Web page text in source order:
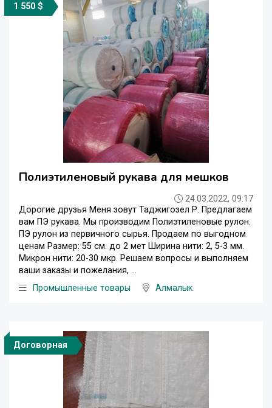
1 550 $
Полиэтиленовый рукава для мешков
24.03.2022, 09:17
Дорогие друзья Меня зовут Таджигозел Р. Предлагаем
вам ПЭ рукава. Мы производим Полиэтиленовые рулон.
ПЭ рулон из первичного сырья. Продаем по выгодном
ценам Размер: 55 см. до 2 мет Ширина нити: 2, 5-3 мм.
Микрон нити: 20-30 мкр. Решаем вопросы и выполняем
ваши заказы и пожелания, ...
Промышленные товары
Алмалык
Договорная